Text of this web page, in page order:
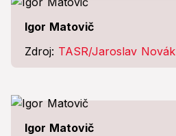
Igor Matovič
Zdroj: TASR/Jaroslav Novák
Igor Matovič